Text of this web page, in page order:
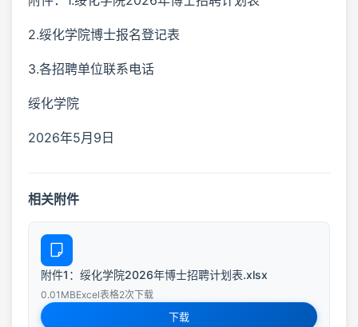
2.绥化学院博士报名登记表
3.各招聘单位联系电话
绥化学院
2026年5月9日
相关附件
附件1：绥化学院2026年博士招聘计划表.xlsx
0.01MBExcel表格2次下载
下载